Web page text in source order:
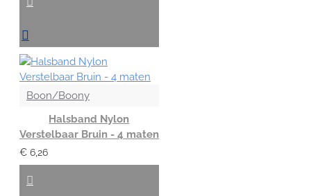
Boon/Boony
Halsband Nylon
Verstelbaar Bruin - 4 maten
€ 6,26